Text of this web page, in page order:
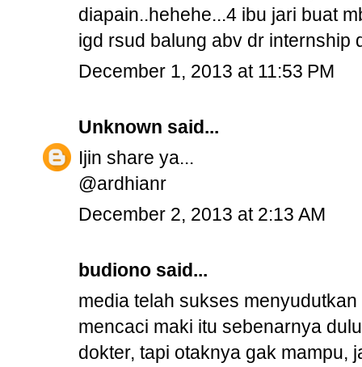
diapain..hehehe...4 ibu jari buat
igd rsud balung abv dr internship
December 1, 2013 at 11:53 PM
Unknown said...
Ijin share ya...
@ardhianr
December 2, 2013 at 2:13 AM
budiono said...
media telah sukses
mencaci maki itu sebenarnya
dokter, tapi otaknya gak mampu,